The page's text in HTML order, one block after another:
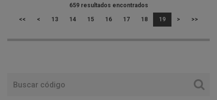
659 resultados encontrados
<< < 13 14 15 16 17 18 19 > >>